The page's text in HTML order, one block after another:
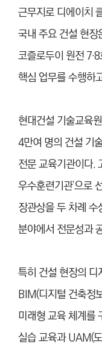
근무지로 디에이치
국내 주요 건설 현
코즐로두이 원전
핵심 업무를 수행하
현대건설 기술교육
4만여 명의 건설 기
전문 교육기관이다.
우수훈련기관’으로
장관상을 두 차례
분야에서 전문성과
특히 건설 현장의
BIM(디지털 건축정
미래형 교육 체계를
실습 교육과 UAM(